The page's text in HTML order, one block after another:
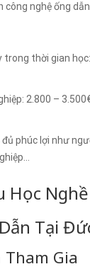
công nghệ ống
trong thời gian
2.800 –
phúc lợi như
Học
Tại
Gia